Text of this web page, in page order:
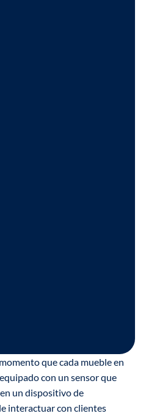
que cada mueble en
con un sensor que
un dispositivo de
interactuar con clientes